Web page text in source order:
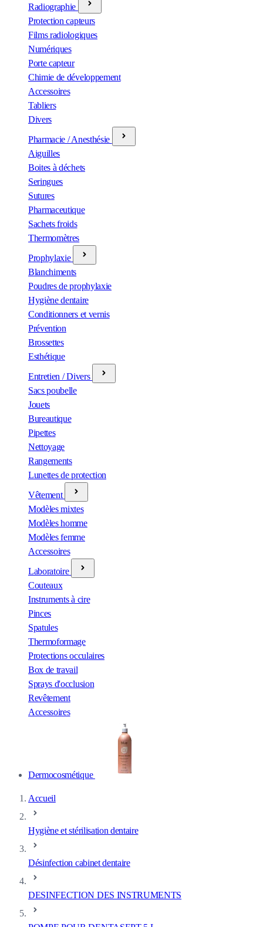
Radiographie
Protection capteurs
Films radiologiques
Numériques
Porte capteur
Chimie de développement
Accessoires
Tabliers
Divers
Pharmacie / Anesthésie
Aiguilles
Boites à déchets
Seringues
Sutures
Pharmaceutique
Sachets froids
Thermomètres
Prophylaxie
Blanchiments
Poudres de prophylaxie
Hygiène dentaire
Conditionners et vernis
Prévention
Brossettes
Esthétique
Entretien / Divers
Sacs poubelle
Jouets
Bureautique
Pipettes
Nettoyage
Rangements
Lunettes de protection
Vêtement
Modèles mixtes
Modèles homme
Modèles femme
Accessoires
Laboratoire
Couteaux
Instruments à cire
Pinces
Spatules
Thermoformage
Protections occulaires
Box de travail
Sprays d'occlusion
Revêtement
Accessoires
Dermocosmétique
Accueil
Hygiène et stérilisation dentaire
Désinfection cabinet dentaire
DESINFECTION DES INSTRUMENTS